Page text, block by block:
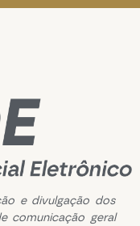
e divulgação dos
comunicação geral